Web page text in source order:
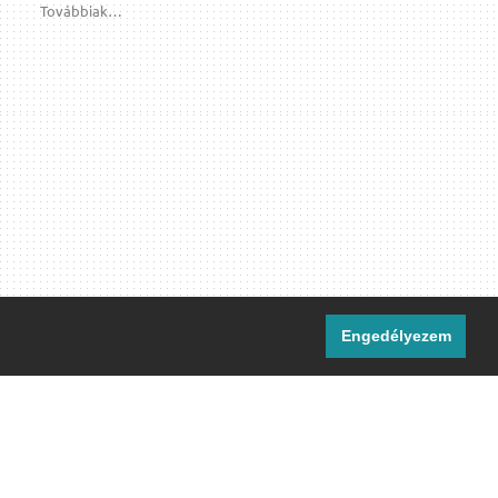
Engedélyezem
Továbbiak…